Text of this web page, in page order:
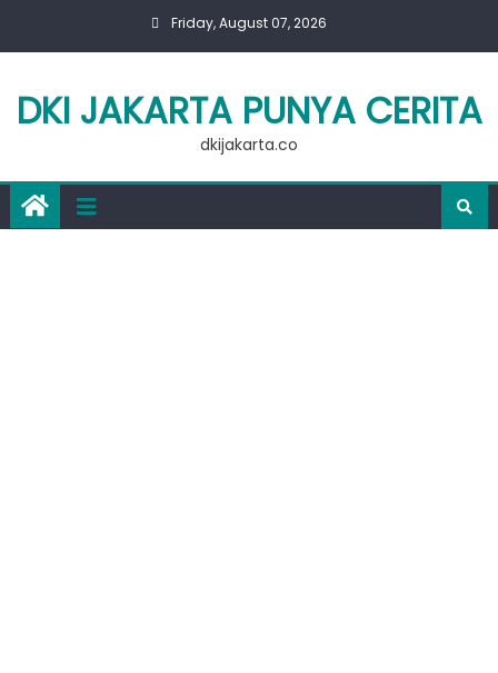
Friday, August 07, 2026
DKI JAKARTA PUNYA CERITA
dkijakarta.co